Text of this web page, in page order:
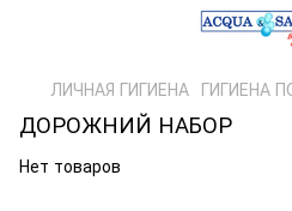
ЛИЧНАЯ ГИГИЕНА ГИГИЕНА
ДОРОЖНИЙ НАБОР
Нет товаров